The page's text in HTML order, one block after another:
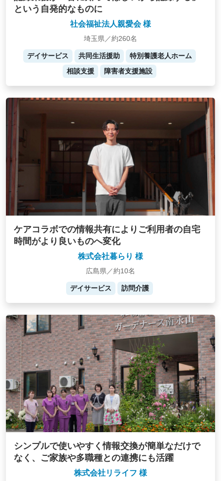
という自発的なものに
社会福祉法人親愛会 様
埼玉県／約260名
デイサービス 共同生活援助
特別養護老人ホーム
相談支援
障害者支援施設
ケアコラボでの情報共有によりご利用者の自宅
時間がより良いものへ変化
株式会社暮らり 様
広島県／約10名
デイサービス 訪問介護
シンプルで使いやすく情報交換が簡単なだけで
なく、ご家族や多職種との連携にも活躍
株式会社リライフ 様